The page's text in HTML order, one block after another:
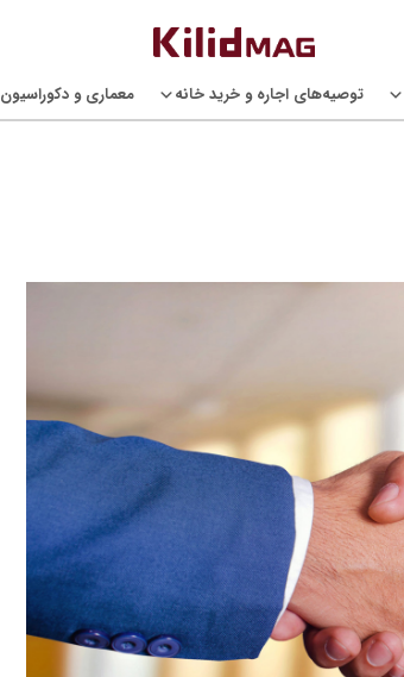
توصیه‌های اجاره و خرید خانه معماری و دکوراسیون